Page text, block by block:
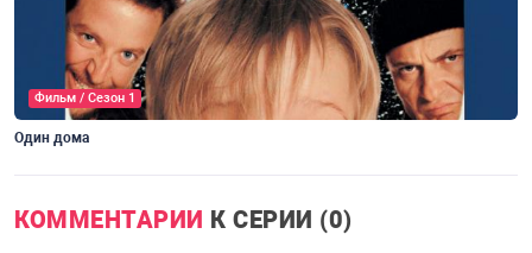
Фильм / Сезон 1
Один дома
КОММЕНТАРИИ К СЕРИИ (0)